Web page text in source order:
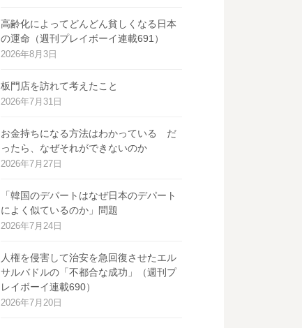
高齢化によってどんどん貧しくなる日本
の運命（週刊プレイボーイ連載691）
2026年8月3日
板門店を訪れて考えたこと
2026年7月31日
お金持ちになる方法はわかっている だ
ったら、なぜそれができないのか
2026年7月27日
「韓国のデパートはなぜ日本のデパート
によく似ているのか」問題
2026年7月24日
人権を侵害して治安を急回復させたエル
サルバドルの「不都合な成功」（週刊プ
レイボーイ連載690）
2026年7月20日